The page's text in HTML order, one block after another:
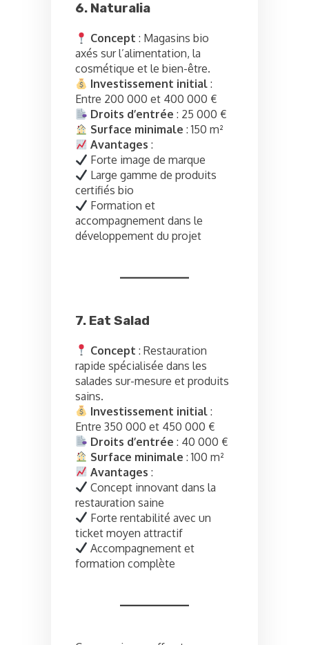
6. Naturalia
Concept : Magasins bio
axés sur l’alimentation, la
cosmétique et le bien-être.
Investissement initial :
Entre 200 000 et 400 000 €
Droits d’entrée : 25 000 €
Surface minimale : 150 m²
Avantages :
Forte image de marque
Large gamme de produits
certifiés bio
Formation et
accompagnement dans le
développement du projet
7. Eat Salad
Concept : Restauration
rapide spécialisée dans les
salades sur-mesure et produits
sains.
Investissement initial :
Entre 350 000 et 450 000 €
Droits d’entrée : 40 000 €
Surface minimale : 100 m²
Avantages :
Concept innovant dans la
restauration saine
Forte rentabilité avec un
ticket moyen attractif
Accompagnement et
formation complète